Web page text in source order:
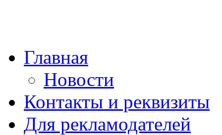
Главная
Новости
Контакты и реквизиты
Для рекламодателей